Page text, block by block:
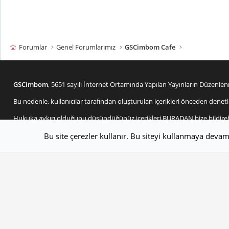
Forumlar Genel Forumlarımız GSCimbom Cafe
GSCimbom, 5651 sayılı İnternet Ortamında Yapılan Yayınların
Bu nedenle, kullanıcılar tarafından oluşturulan içerikleri önceden
Hukuka aykırı olduğunu düşündüğünüz içerikleriBURADANbize
Tema seçici Değiştir genişlik Türkçe (TR)
Bu site çerezler kullanır. Bu siteyi kullanmaya